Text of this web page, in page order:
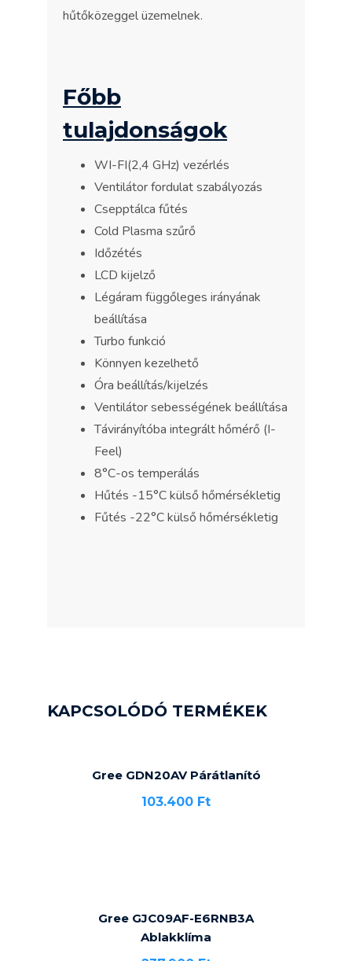
hűtőközeggel üzemelnek.
Főbb
tulajdonságok
WI-FI(2,4 GHz) vezérlés
Ventilátor fordulat szabályozás
Csepptálca fűtés
Cold Plasma szűrő
Időzétés
LCD kijelző
Légáram függőleges irányának
beállítása
Turbo funkció
Könnyen kezelhető
Óra beállítás/kijelzés
Ventilátor sebességének beállítása
Távirányítóba integrált hőmérő (I-
Feel)
8°C-os temperálás
Hűtés -15°C külső hőmérsékletig
Fűtés -22°C külső hőmérsékletig
KAPCSOLÓDÓ TERMÉKEK
Gree GDN20AV Párátlanító
103.400 Ft
Gree GJC09AF-E6RNB3A
Ablakklíma